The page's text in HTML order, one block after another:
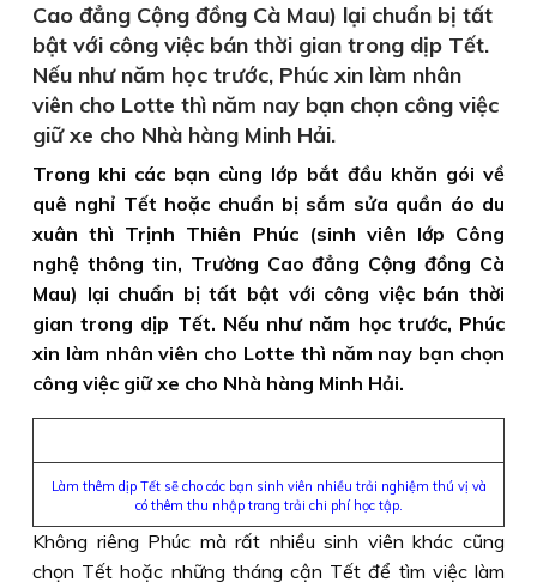
Cao đẳng Cộng đồng Cà Mau) lại chuẩn bị tất
bật với công việc bán thời gian trong dịp Tết.
Nếu như năm học trước, Phúc xin làm nhân
viên cho Lotte thì năm nay bạn chọn công việc
giữ xe cho Nhà hàng Minh Hải.
Trong khi các bạn cùng lớp bắt đầu khăn gói về
quê nghỉ Tết hoặc chuẩn bị sắm sửa quần áo du
xuân thì Trịnh Thiên Phúc (sinh viên lớp Công
nghệ thông tin, Trường Cao đẳng Cộng đồng Cà
Mau) lại chuẩn bị tất bật với công việc bán thời
gian trong dịp Tết. Nếu như năm học trước, Phúc
xin làm nhân viên cho Lotte thì năm nay bạn chọn
công việc giữ xe cho Nhà hàng Minh Hải.
Làm thêm dịp Tết sẽ cho các bạn sinh viên nhiều trải nghiệm thú vị và
có thêm thu nhập trang trải chi phí học tập.
Không riêng Phúc mà rất nhiều sinh viên khác cũng
chọn Tết hoặc những tháng cận Tết để tìm việc làm